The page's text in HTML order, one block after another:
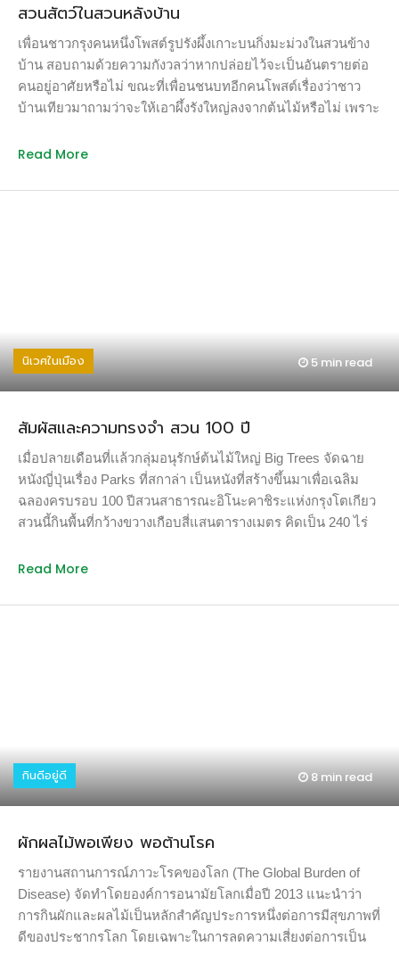
สวนสัตว์ในสวนหลังบ้าน
เพื่อนชาวกรุงคนหนึ่งโพสต์รูปรังผึ้งเกาะบนกิ่งมะม่วงในสวนข้าง
บ้าน สอบถามด้วยความกังวลว่าหากปล่อยไว้จะเป็นอันตรายต่อ
คนอยู่อาศัยหรือไม่ ขณะที่เพื่อนชนบทอีกคนโพสต์เรื่องว่าชาว
บ้านเทียวมาถามว่าจะให้เอาผึ้งรังใหญ่ลงจากต้นไม้หรือไม่ เพราะ
เป็นอย่างดี จึงปฏิเสธไปครั้งแล้วครั้งเล่าและแสดงท่าทีปกป้องรัง
ผ่านมา ผึ้งเล็กหรือมิ้มเป็นสัตว์รักสงบที่มาอาศัยร่มเงาเพื่อทำที่อยู่
ในสวนหลังบ้านแทบทุกชนิดเพราะบ้านอยู่ริมป่า และปัจจุบันอยู่
และเลือกที่จะออกห่างมากกว่าจู่โจมมนุษย์ แม้จะเป็นสัตว์ร้าย
อย่างงูเห่าก็ตามและธรรมชาติมักกำหนดให้พวกเขามีพฤติกรรมที่
เป็นประโยชน์ต่อมนุษย์ ยามเย็นวันหนึ่งหลังรดน้ำต้นไม้จนชุ่มฉ่ำ
ฉันเห็นตะขาบตัวใหญ่โผล่ออกมาจากพื้นดิน ฉันอดใจไม่คว้าไม้
มาตีตะขาบแม้จะเคยมีประสบการณ์ไม่ดีนัก นั่นคือเคยถูกตะขาบ
เห็นด้วยตาว่าใครคือผู้อยู่บนห่วงโซ่อาหารเหนือแมลงสาบ ด้วย
มากมาย ซึ่งทำให้ได้ข้อสรุปว่าความไม่รู้นำมาซึ่งความกลัวและ
เมื่อรู้ก็สนุก บางวันฉันเฝ้าดูจิ้งจกจับแมลงที่มาเล่นแสงไฟด้วย
เล็กที่ชักใยทำรังใหญ่โตขึงระหว่างกิ่งไม้เพื่อดักเหยื่ออย่างชื่นชม
เป็นมองไม่เห็นเสีย ฉันอยากเชิญชวนให้เปิดตาเปิดใจรับรู้การมี
อยู่ของสัตว์เล็กสัตว์น้อยในสวนหลังบ้านโดยเฉพาะบ้านที่มีเด็ก
เพราะเมื่อเด็กเรียนรู้พฤติกรรมสัตว์และมองเห็นสัตว์เป็นเพื่อนเมื่อ
โตขึ้นเขาจะมีภูมิคุ้มกันอันตรายจากธรรมชาติมีจิตใจที่อ่อนโยน
Read More
นิเวศในเมือง 5 minread
สัมผัสและความทรงจำ สวน 100 ปี
เมื่อปลายเดือนที่เเล้วกลุ่มอนุรักษ์ต้นไม้ใหญ่ Big Trees จัดฉาย
หนังญี่ปุ่นเรื่อง Parks ที่สกาล่า เป็นหนังที่สร้างขึ้นมาเพื่อเฉลิม
ฉลองครบรอบ 100 ปีสวนสาธารณะอิโนะคาชิระแห่งกรุงโตเกียว
สวนนี้กินพื้นที่กว้างขวางเกือบสี่แสนตารางเมตร คิดเป็น 240 ไร่
จักรพรรดิ มอบให้เป็นสมบัติส่วนรวมแก่โตเกียวเมื่อปี ค.ศ.1913
ยาว ไหลลงสู่แม่น้ำคันดะ มีสะพานไม้ข้ามน้ำอยู่ตรงกลาง รอบริม
แม้ว่ามันจะเปิดปิดฉากด้วยการขี่จักรยานผ่านดงซากุระบาน
ราวความสัมพันธ์ของมนุษย์สองยุคสมัยที่อาศัยในละแวกนี้และ
ผ่านเข้ามาในสวนนี้ ในอดีตทศวรรษ 60 และในปัจจุบัน 2017 เพื่อ
คลายปมที่ติดขัดในชีวิตและคลี่พลังสร้างสรรค์ โดยที่ผู้คนทั้งสอง
รุ่นไม่ได้รู้จักกันตัวเป็นๆ กระนั้น สวนก็ไม่ได้เป็นเพียงฉากหลังให้
ตัวละคร แต่ทุกชีวิตถักทอโยงใยกันเป็นเนื้อผ้าผืนเดียว เป็น
Read More
กินดีอยู่ดี 8 minread
ผักผลไม้พอเพียง พอต้านโรค
รายงานสถานการณ์ภาวะโรคของโลก (The Global Burden of
Disease) จัดทำโดยองค์การอนามัยโลกเมื่อปี 2013 แนะนำว่า
การกินผักและผลไม้เป็นหลักสำคัญประการหนึ่งต่อการมีสุขภาพที่
ดีของประชากรโลก โดยเฉพาะในการลดความเสี่ยงต่อการเป็น